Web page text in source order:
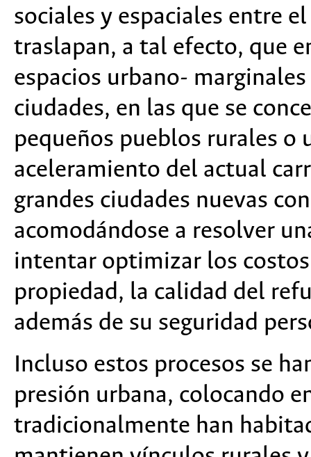
sociales y espaciales entre
traslapan, a tal efecto, que
espacios urbano-
ciudades, en las que se
pequeños pueblos rurales o
aceleramiento del actual
grandes ciudades nuevas
acomodándose a resolver
intentar optimizar los
propiedad, la calidad del
además de su seguridad
Incluso estos procesos se
presión urbana, colocando
tradicionalmente han